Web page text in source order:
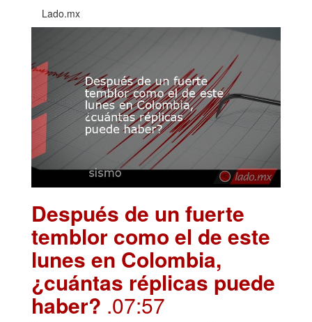
Lado.mx
Después de un fuerte
temblor como el de este
lunes en Colombia,
¿cuántas réplicas puede
haber? .07:57